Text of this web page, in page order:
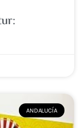
ANDALUCÍA